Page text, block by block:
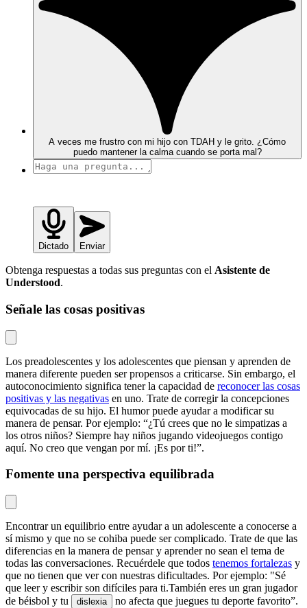
A veces me frustro con mi hijo con TDAH y le grito. ¿Cómo
puedo mantener la calma cuando se porta mal?
Dictado Enviar
Obtenga respuestas a todas sus preguntas con el Asistente de
Understood.
Señale las cosas positivas
Los preadolescentes y los adolescentes que piensan y aprenden de
manera diferente pueden ser propensos a criticarse. Sin embargo, el
autoconocimiento significa tener la capacidad de reconocer las cosas
positivas y las negativas en uno. Trate de corregir la concepciones
equivocadas de su hijo. El humor puede ayudar a modificar su
manera de pensar. Por ejemplo: “¿Tú crees que no le simpatizas a
los otros niños? Siempre hay niños jugando videojuegos contigo
aquí. No creo que vengan por mí. ¡Es por ti!”.
Fomente una perspectiva equilibrada
Encontrar un equilibrio entre ayudar a un adolescente a conocerse a
sí mismo y que no se cohiba puede ser complicado. Trate de que las
diferencias en la manera de pensar y aprender no sean el tema de
todas las conversaciones. Recuérdele que todos tenemos fortalezas y
que no tienen que ver con nuestras dificultades. Por ejemplo: "Sé
que leer y escribir son difíciles para ti.También eres un gran jugador
de béisbol y tu
dislexia no afecta que juegues tu deporte favorito”.